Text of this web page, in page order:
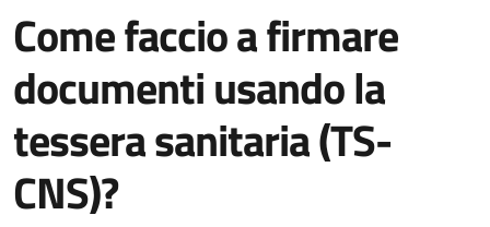
Come faccio a firmare
documenti usando la
tessera sanitaria (TS-
CNS)?